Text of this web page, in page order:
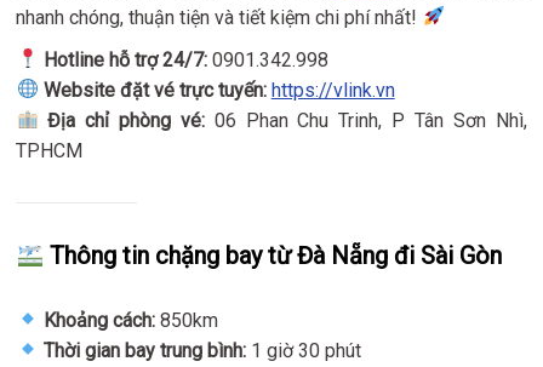
nhanh chóng, thuận tiện và tiết kiệm chi phí nhất!
Hotline hỗ trợ 24/7:0901.342.998
Website đặt vé trực tuyến: https://vlink.vn
Địa chỉ phòng vé:06 Phan Chu Trinh, P Tân Sơn Nhì,
TPHCM
Thông tin chặng bay từ Đà Nẵng đi Sài Gòn
Khoảng cách:850km
Thời gian bay trung bình:1 giờ 30 phút